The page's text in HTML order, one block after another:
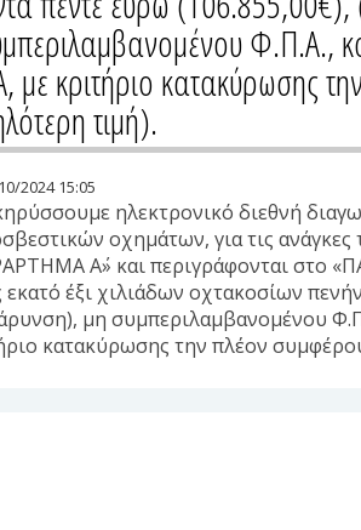
Φ.Π.Α.,
κριτήριο κατακύρωσης
τιμή).
2024 15:05
ηλεκτρονικό διεθνή
οχημάτων, για τις
Α΄» και περιγράφονται στο
εκατό έξι χιλιάδων οχτακοσίων
μη συμπεριλαμβανομένου
κατακύρωσης την πλέον